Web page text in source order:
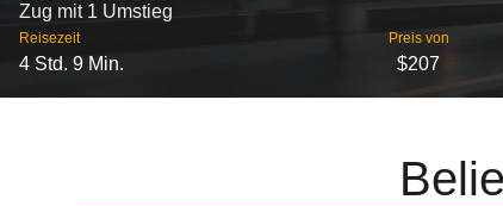
Zug mit 1 Umstieg
Reisezeit
4 Std. 9 Min.
Preis von
$207